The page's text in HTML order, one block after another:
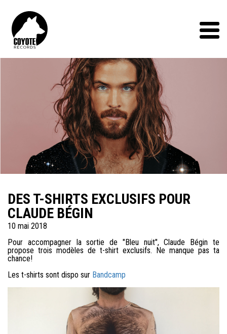
Records
Menu
DES T-SHIRTS EXCLUSIFS POUR
CLAUDE BÉGIN
10 mai 2018
Pour accompagner la sortie de "Bleu nuit", Claude Bégin te
propose trois modèles de t-shirt exclusifs. Ne manque pas ta
chance!
Les t-shirts sont dispo sur Bandcamp